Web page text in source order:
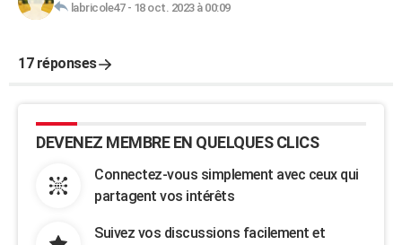
labricole47- 18 oct. 2023 à 00:09
17 réponses
DEVENEZ MEMBRE EN QUELQUES CLICS
Connectez-vous simplement avec ceux qui
partagent vos intérêts
Suivez vos discussions facilement et